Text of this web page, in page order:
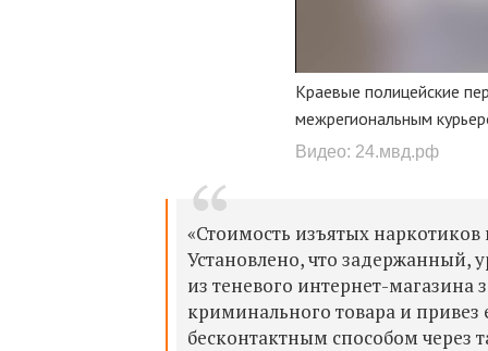
Краевые полицейские
межрегиональным
Видео: 24.мвд.рф
«Стоимость изъятых
Установлено, что задержанный,
из теневого интернет-магазина
криминального товара и
бесконтактным способом через